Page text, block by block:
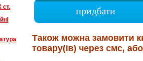
ст.
придбати
Також можна замовити
товару(ів) через смс,